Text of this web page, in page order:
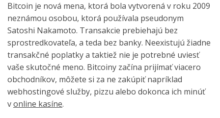
Bitcoin je nová mena, ktorá bola vytvorená v roku 2009
neznámou osobou, ktorá používala pseudonym
Satoshi Nakamoto. Transakcie prebiehajú bez
sprostredkovateľa, a teda bez banky. Neexistujú žiadne
transakčné poplatky a taktiež nie je potrebné uviesť
vaše skutočné meno. Bitcoiny začína prijímať viacero
obchodníkov, môžete si za ne zakúpiť napríklad
webhostingové služby, pizzu alebo dokonca ich minúť
vonline kasíne.